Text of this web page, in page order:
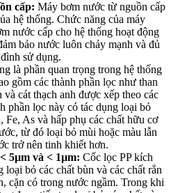
cấp: Máy bơm nước từ nguồn cấp
hệ thống. Chức năng của máy
nước cấp cho hệ thống hoạt động
bảo nước luôn chảy mạnh và đủ
sử dụng.
là phần quan trọng trong hệ thống
gồm các thành phần lọc như than
và cát thạch anh được xếp theo các
phần lọc này có tác dụng loại bỏ
As và hấp phụ các chất hữu cơ
từ đó loại bỏ mùi hoặc màu lẫn
trở nên tinh khiết hơn.
5µm và < 1µm: Cốc lọc PP kích
bỏ các chất bùn và các chất rắn
cặn có trong nước ngầm. Trong khi